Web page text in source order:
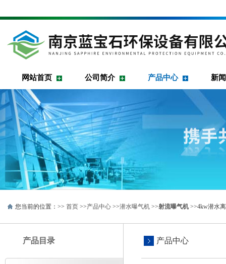
网站首页 公司简介 产品中心 新
您当前的位置：>> 首页 >>产品中心 >>潜水曝气机 >>射流曝气机>>4kw潜水
产品目录 产品中心